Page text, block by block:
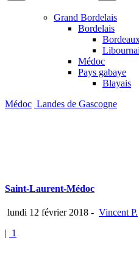
Grand Bordelais
Bordelais
Médoc
Pays gabaye
Blayais
Médoc Landes de Gascogne
Saint-Laurent-Médoc
lundi 12 février 2018 - Vincent P.
| 1